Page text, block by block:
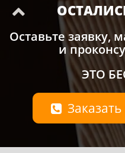
Оставьте заявку,
и
ЭТО